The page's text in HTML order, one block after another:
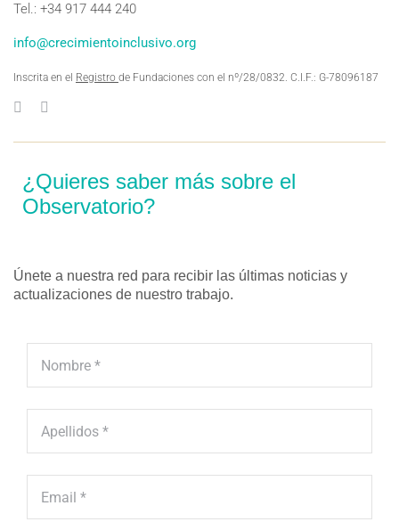
Tel.: +34 917 444 240
info@crecimientoinclusivo.org
Inscrita en el Registro de Fundaciones con el nº/28/0832. C.I.F.: G-78096187
¿Quieres saber más sobre el
Observatorio?
Únete a nuestra red para recibir las últimas noticias y
actualizaciones de nuestro trabajo.